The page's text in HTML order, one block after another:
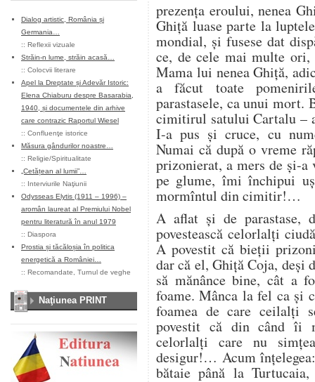
Dialog artistic, România și
Germania…
:: Reflexii vizuale
Străin-n lume, străin acasă…
:: Colocvii literare
Apel la Dreptate și Adevăr Istoric:
Elena Chiaburu despre Basarabia,
1940, și documentele din arhive
care contrazic Raportul Wiesel
:: Confluenţe istorice
Măsura gândurilor noastre…
:: Religie/Spiritualitate
„Cetățean al lumii”…
:: Interviurile Naţiunii
Odysseas Elytis (1911 – 1996) –
aromân laureat al Premiului Nobel
pentru literatură în anul 1979
:: Diaspora
Prostia și tăcăloșia în politica
energetică a României…
:: Recomandate Turnul de veghe
Naţiunea PRINT
prezența eroului, nenea
Ghiță luase parte la
mondial, și fusese dat
ce, de cele mai multe
Mama lui nenea Ghiță,
a făcut toate
parastasele, ca unui
cimitirul satului Cartalu –
I-a pus și cruce, cu
Numai că după o vreme
prizonierat, a mers de și-a
pe glume, îmi închipui
mormîntul din cimitir!…
A aflat și de parastase,
povestească celorlalți
A povestit că bieții
dar că el, Ghiță Coja, deși
să mănânce bine, cât a
foame. Mânca la fel ca și
foamea de care ceilalți
povestit că din când îi
celorlalți care nu
desigur!… Acum
bătaie până la